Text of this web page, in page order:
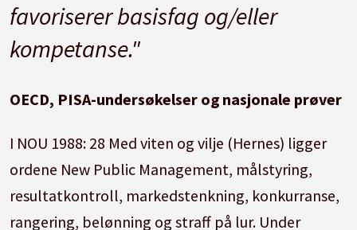
favoriserer basisfag og/eller
kompetanse."
OECD, PISA-undersøkelser og nasjonale prøver
I NOU 1988: 28 Med viten og vilje (Hernes) ligger
ordene New Public Management, målstyring,
resultatkontroll, markedstenkning, konkurranse,
rangering, belønning og straff på lur. Under